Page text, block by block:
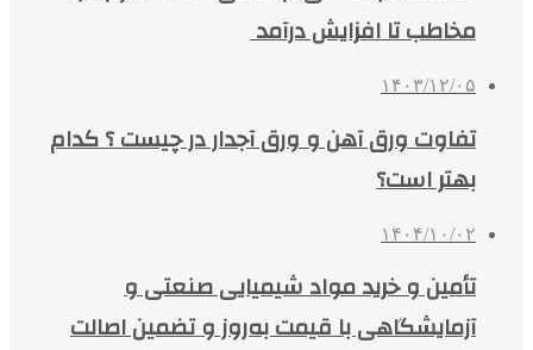
مخاطب تا افزایش درآمد
۱۴۰۳/۱۲/۰۵
تفاوت ورق آهن و ورق آجدار در چیست ؟ کدام
بهتر است؟
۱۴۰۴/۱۰/۰۲
تأمین و خرید مواد شیمیایی صنعتی و
آزمایشگاهی با قیمت به‌روز و تضمین اصالت